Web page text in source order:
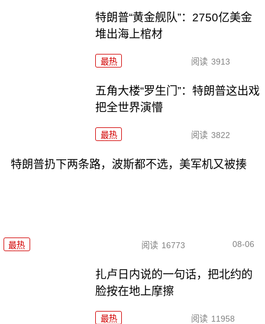
特朗普“黄金舰队”：2750亿美金
堆出海上棺材
最热 阅读 3913
五角大楼“罗生门”：特朗普这出戏
把全世界演懵
最热 阅读 3822
特朗普扔下两条路，波斯都不选，美军机又被揍
最热 阅读 16773 08-06
扎卢日内说的一句话，把北约的
脸按在地上摩擦
最热 阅读 11958